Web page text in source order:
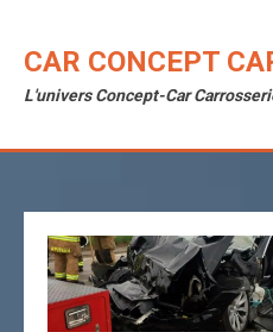
content
CAR CONCEPT
L'univers Concept-Car